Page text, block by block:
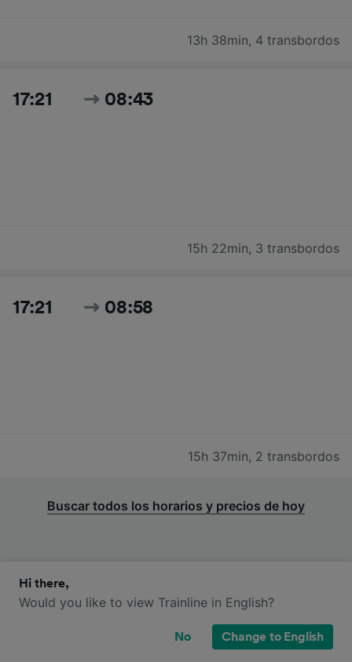
13h 38min, 4 transbordos
17:21 08:43
15h 22min, 3 transbordos
17:21 08:58
15h 37min, 2 transbordos
Buscar todos los horarios y precios de hoy
Trenes TGV, OUIGO y SNCF de
Aeropuerto de Paris Charles de Gaulle
Hi there,
Would you like to view Trainline in English?
No Change to English